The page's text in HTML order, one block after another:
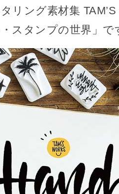
リング素材集
スタンプの世界」で